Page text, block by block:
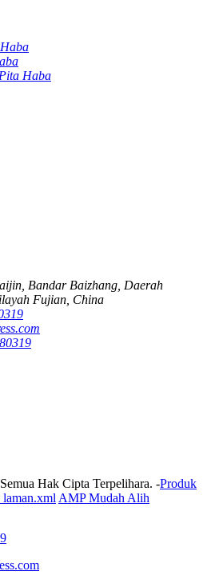
Haba
Bandar Baizhang, Daerah
Fujian, China
Hak Cipta Terpelihara. -Produk
laman.xml AMP Mudah Alih